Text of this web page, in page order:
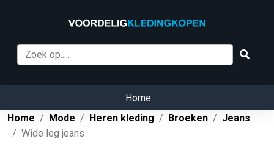
Home
Home
Mode Heren kleding Broeken
Jeans
Wide leg jeans